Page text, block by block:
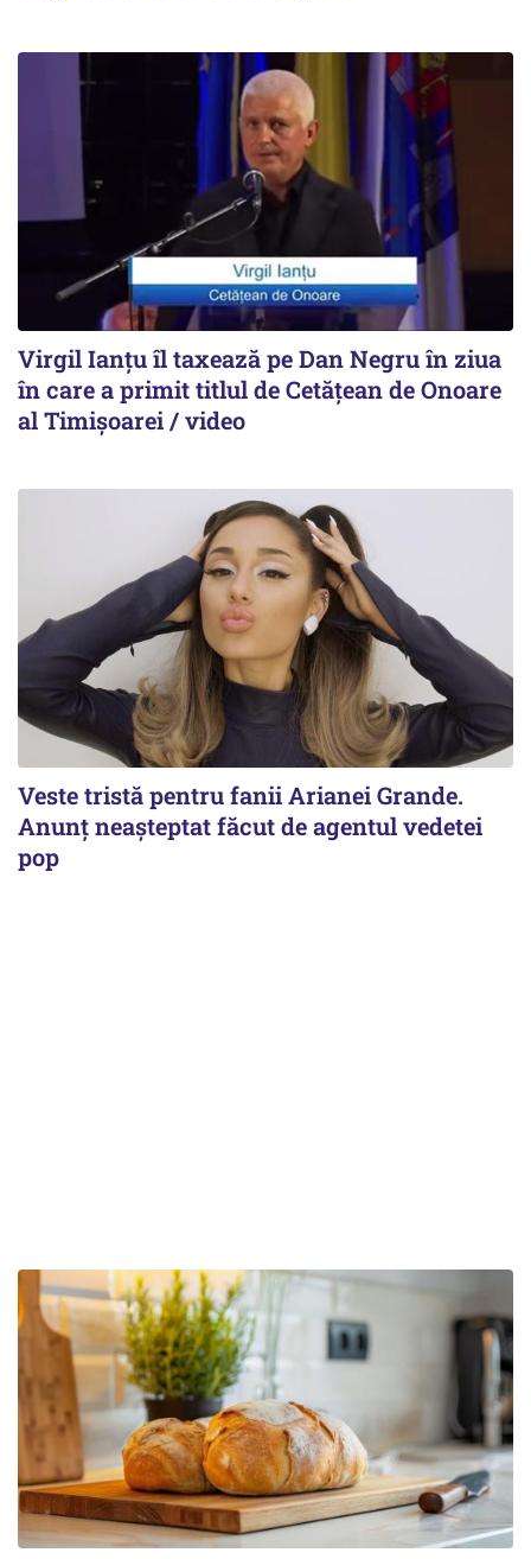
Virgil Ianțu îl taxează pe Dan Negru în ziua
în care a primit titlul de Cetățean de Onoare
al Timișoarei / video
Veste tristă pentru fanii Arianei Grande.
Anunț neașteptat făcut de agentul vedetei
pop